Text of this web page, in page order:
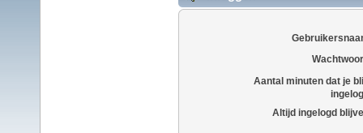
Aantal minuten dat je
Altijd ingelogd